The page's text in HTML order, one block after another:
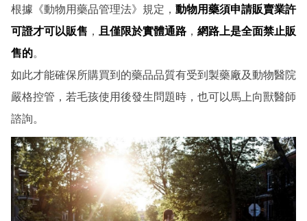
根據《動物用藥品管理法》規定， 動物用藥須申請販賣業許
可證才可以販售 ， 且僅限於實體通路 ， 網路上是全面禁止販
售的。
如此才能確保所購買到的藥品品質有受到製藥廠及動物醫院
嚴格控管，若毛孩使用後發生問題時，也可以馬上向獸醫師
諮詢。